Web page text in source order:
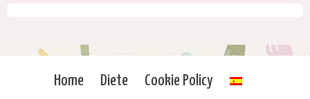
Home Diete Cookie Policy